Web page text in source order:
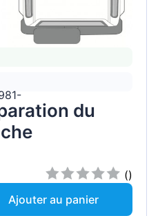
du
()
Ajouter au panier